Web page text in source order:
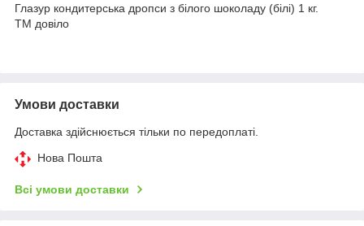
Глазур кондитерська дропси з білого шоколаду (білі) 1 кг.
ТМ довіло
Умови доставки
Доставка здійснюється тільки по передоплаті.
Нова Пошта
Всі умови доставки